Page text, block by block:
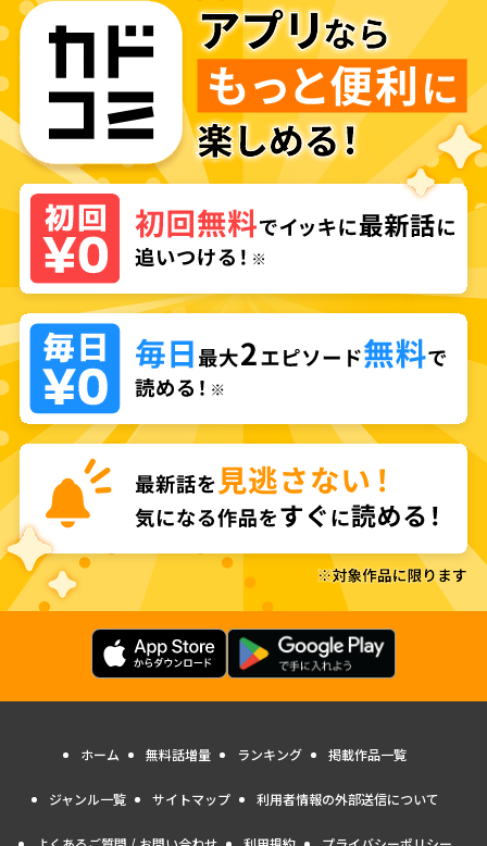
ホーム 無料話増量 ランキング 掲載作品一覧
ジャンル一覧 サイトマップ 利用者情報の外部送信について